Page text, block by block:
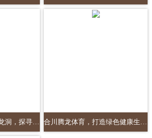
名字背后的传奇：腾龙洞，探寻自然与神话的交融 合川腾龙体育，打造绿色健康生活圈